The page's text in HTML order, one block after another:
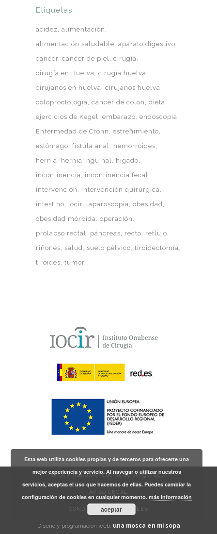
Etiquetas
acidez alimentación
alimentación saludable aparato digestivo
cancer cancer de piel cirugía
cirugía en Huelva cirugía huelva
cirujanos en huelva cirujanos huelva
coloproctología cáncer de colon
dieta
ejercicios de Kegel embarazo endoscopia
Enfermedad de Crohn
estreñimiento
estómago fístula anal
hemorroides
hernia
hernia inguinal
hígado
incontinencia
incontinencia fecal
intervención
intervención quirúrgica
intestino
iocir laparoscopia obesidad
obesidad mórbida operación
prolapso rectal
páncreas recto
reflujo
riñones
salud suelo pélvico tiroidectomía
tiroides tumor
© IOCir Instituto Onubense de Cirugía, 2017
AVISO LEGAL
CONDICIONES GENERALES
Diseño y programación web: una mosca en mi sopa
Esta web utiliza cookies propias y de terceros para ofrecerte una
mejor experiencia y servicio. Al navegar o utilizar nuestros
servicios, aceptas el uso que hacemos de ellas. Puedes cambiar la
configuración de cookies en cualquier momento. más información
aceptar